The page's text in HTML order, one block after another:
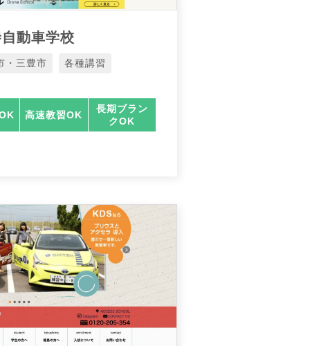
動車学校
・三豊市 各種講習
高速教習OK
長期ブラン
クOK